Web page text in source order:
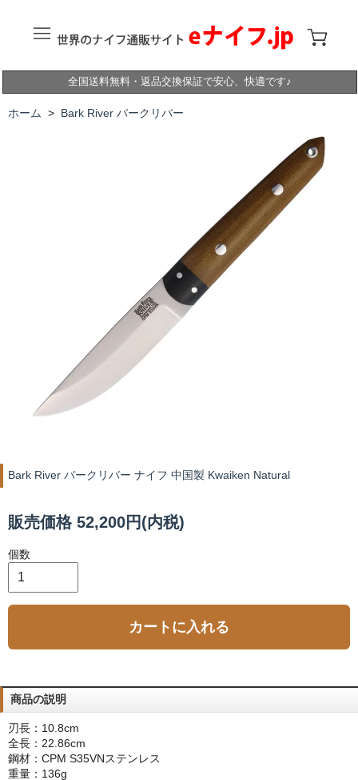
全国送料無料・返品交換保証で安心、快適です♪
ホーム > Bark River バークリバー
Bark River バークリバー ナイフ 中国製 Kwaiken Natural
販売価格 52,200円(内税)
個数
カートに入れる
商品の説明
刃長：10.8cm
全長：22.86cm
鋼材：CPM S35VNステンレス
重量：136g